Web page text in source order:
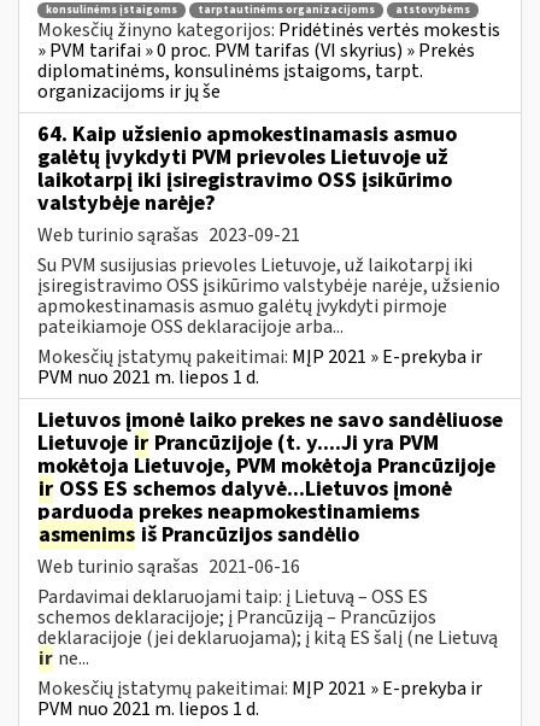
konsulinėms įstaigoms
tarptautinėms organizacijoms atstovybėms
Mokesčių žinyno kategorijos: Pridėtinės vertės mokestis
» PVM tarifai » 0 proc. PVM tarifas (VI skyrius) » Prekės
diplomatinėms, konsulinėms įstaigoms, tarpt.
organizacijoms ir jų še
64. Kaip užsienio apmokestinamasis asmuo
galėtų įvykdyti PVM prievoles Lietuvoje už
laikotarpį iki įsiregistravimo OSS įsikūrimo
valstybėje narėje?
Web turinio sąrašas 2023-09-21
Su PVM susijusias prievoles Lietuvoje, už laikotarpį iki
įsiregistravimo OSS įsikūrimo valstybėje narėje, užsienio
apmokestinamasis asmuo galėtų įvykdyti pirmoje
pateikiamoje OSS deklaracijoje arba...
Mokesčių įstatymų pakeitimai: MĮP 2021 » E-prekyba ir
PVM nuo 2021 m. liepos 1 d.
Lietuvos įmonė laiko prekes ne savo sandėliuose
Lietuvoje ir Prancūzijoje (t. y....Ji yra PVM
mokėtoja Lietuvoje, PVM mokėtoja Prancūzijoje
ir OSS ES schemos dalyvė...Lietuvos įmonė
parduoda prekes neapmokestinamiems
asmenims iš Prancūzijos sandėlio
Web turinio sąrašas 2021-06-16
Pardavimai deklaruojami taip: į Lietuvą – OSS ES
schemos deklaracijoje; į Prancūziją – Prancūzijos
deklaracijoje (jei deklaruojama); į kitą ES šalį (ne Lietuvą
ir ne...
Mokesčių įstatymų pakeitimai: MĮP 2021 » E-prekyba ir
PVM nuo 2021 m. liepos 1 d.